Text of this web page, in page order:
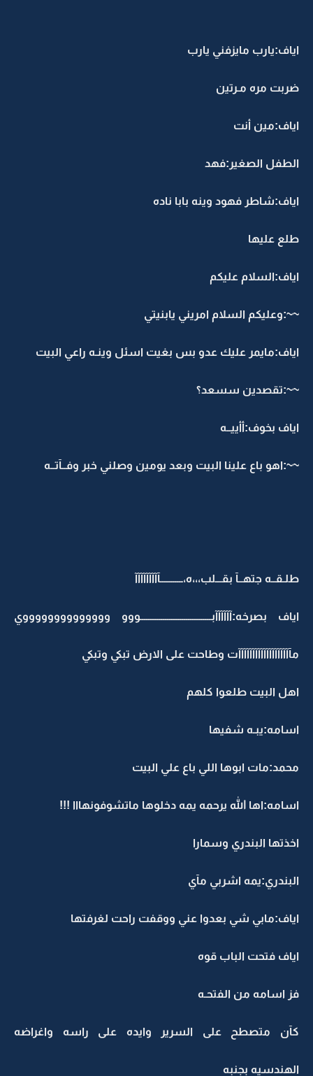
اياف:يارب مايزفني يارب
ضربت مره مـرتين
اياف:مين أنت
الطفل الصغير:فهد
اياف:شاطر فهود وينه بابا ناده
طلع عليها
اياف:السلام عليكم
~~:وعليكم السلام امريني يابنيتي
اياف:مايمر عليك عدو بس بغيت اسئل وينـه راعي البيت
~~:تقصدين سسعد؟
اياف بخوف:أأييــه
~~:اهو باع علينا البيت وبعد يومين وصلني خبر وفــآتــه
طلـقــه جتهــآ بقـــلب،،،ه،ـــــــــــآآآآآآآآآ
اياف بصرخه:آآآآآآبــــــــــــــــــــــــــــــــــووو ووووووووووووووي
مآآآآآآآآآآآآآآآآآآآت وطاحت على الارض تبكي وتبكي
اهل البيت طلعوا كلهم
اسامه:يبـه شفيها
محمد:مات ابوها اللي باع علي البيت
اسامه:اها الله يرحمه يمه دخلوها ماتشوفونهااا !!!
اخذتها البندري وسمارا
البندري:يمه اشربي مآي
اياف:مابي شي بعدوا عني ووقفت راحت لغرفتها
اياف فتحت الباب قوه
فز اسامه من الفتحـه
كآن متصطح على السرير وايده على راسه واغراضه
الهندسيه بجنبه